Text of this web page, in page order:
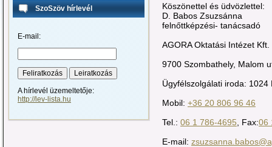
SzoSzöv hírlevél
E-mail:
A hírlevél üzemeltetője:
http://lev-lista.hu
Köszönettel és üdvözlettel:
D. Babos Zsuzsánna
felnőttképzési- tanácsadó
AGORA Oktatási Intézet Kft.
9700 Szombathely, Malom
Ügyfélszolgálati iroda:
Mobil: +36 20 806 96 46
Tel.: 06 1 786-4695 , Fax:06
E-mail: